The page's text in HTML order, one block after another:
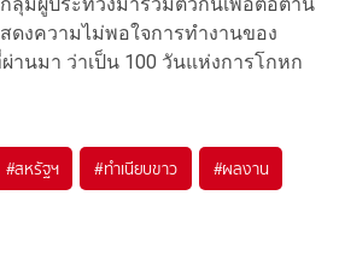
ดงความไม่พอใจการทำงานของ
านมา ว่าเป็น 100 วันแห่งการโกหก
#สหรัฐฯ #ทำเนียบขาว #ผลงาน